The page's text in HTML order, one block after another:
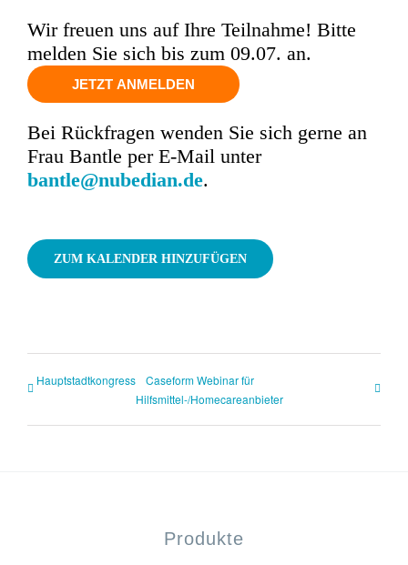
Wir freuen uns auf Ihre Teilnahme! Bitte
melden Sie sich bis zum 09.07. an.
JETZT ANMELDEN
Bei Rückfragen wenden Sie sich gerne an
Frau Bantle per E-Mail unter
bantle@nubedian.de.
ZUM KALENDER HINZUFÜGEN
Hauptstadtkongress
Caseform Webinar für
Hilfsmittel-/Homecareanbieter
Produkte